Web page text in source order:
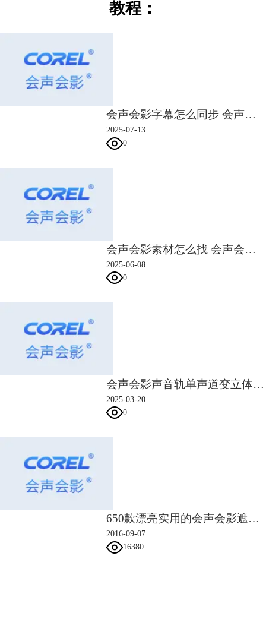
教程：
会声会影字幕怎么同步 会声会影字幕延迟怎么解决
2025-07-13
0
会声会影素材怎么找 会声会影素材怎么导入
2025-06-08
0
会声会影声音轨单声道变立体声 会声会影音频轨道如何调节声音
2025-03-20
0
650款漂亮实用的会声会影遮罩素材
2016-09-07
16380